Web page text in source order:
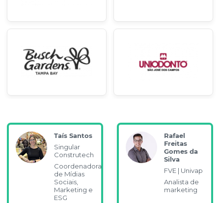
Taís Santos
Singular
Construtech
Coordenadora
de Mídias
Sociais,
Marketing e
ESG
Rafael
Freitas
Gomes da
Silva
FVE | Univap
Analista de
marketing